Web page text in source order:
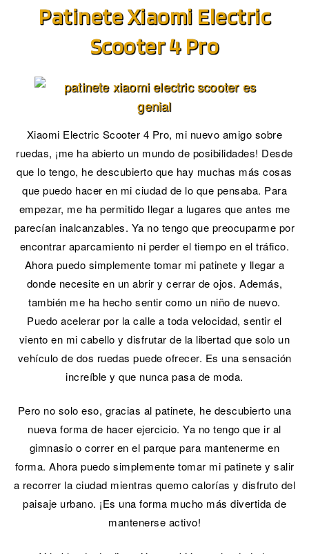
Patinete Xiaomi Electric
Scooter 4 Pro
Xiaomi Electric Scooter 4 Pro, mi nuevo amigo sobre
ruedas, ¡me ha abierto un mundo de posibilidades! Desde
que lo tengo, he descubierto que hay muchas más cosas
que puedo hacer en mi ciudad de lo que pensaba. Para
empezar, me ha permitido llegar a lugares que antes me
parecían inalcanzables. Ya no tengo que preocuparme por
encontrar aparcamiento ni perder el tiempo en el tráfico.
Ahora puedo simplemente tomar mi patinete y llegar a
donde necesite en un abrir y cerrar de ojos. Además,
también me ha hecho sentir como un niño de nuevo.
Puedo acelerar por la calle a toda velocidad, sentir el
viento en mi cabello y disfrutar de la libertad que solo un
vehículo de dos ruedas puede ofrecer. Es una sensación
increíble y que nunca pasa de moda.
Pero no solo eso, gracias al patinete, he descubierto una
nueva forma de hacer ejercicio. Ya no tengo que ir al
gimnasio o correr en el parque para mantenerme en
forma. Ahora puedo simplemente tomar mi patinete y salir
a recorrer la ciudad mientras quemo calorías y disfruto del
paisaje urbano. ¡Es una forma mucho más divertida de
mantenerse activo!